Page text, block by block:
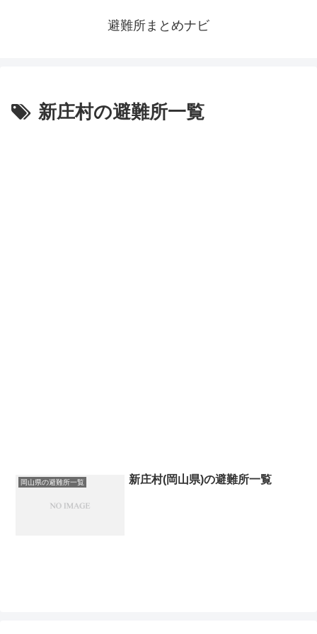
避難所まとめナビ
新庄村の避難所一覧
岡山県の避難所一覧 新庄村(岡山県)の避難所一覧